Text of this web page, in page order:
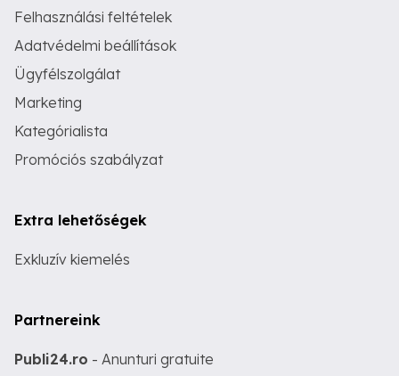
Felhasználási feltételek
Adatvédelmi beállítások
Ügyfélszolgálat
Marketing
Kategórialista
Promóciós szabályzat
Extra lehetőségek
Exkluzív kiemelés
Partnereink
Publi24.ro - Anunturi gratuite